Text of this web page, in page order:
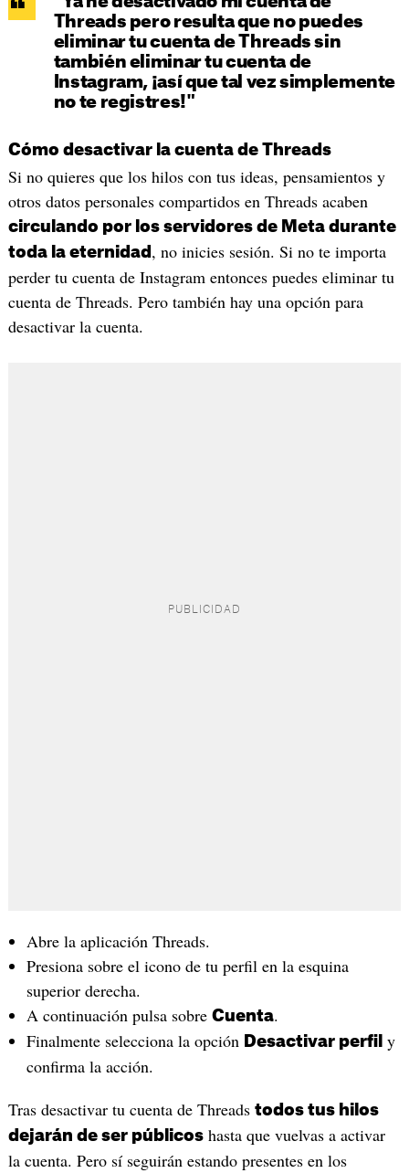
Threads pero resulta que no puedes
eliminar tu cuenta de Threads sin
también eliminar tu cuenta de
Instagram, ¡así que tal vez simplemente
no te registres!"
Cómo desactivar la cuenta de Threads
Si no quieres que los hilos con tus ideas, pensamientos y
otros datos personales compartidos en Threads acaben
circulando por los servidores de Meta durante
toda la eternidad , no inicies sesión. Si no te importa
perder tu cuenta de Instagram entonces puedes eliminar tu
cuenta de Threads. Pero también hay una opción para
desactivar la cuenta.
Abre la aplicación Threads.
Presiona sobre el icono de tu perfil en la esquina
superior derecha.
A continuación pulsa sobre Cuenta.
Finalmente selecciona la opción Desactivar perfil y
confirma la acción.
Tras desactivar tu cuenta de Threads todos tus hilos
dejarán de ser públicoshasta que vuelvas a activar
la cuenta. Pero sí seguirán estando presentes en los